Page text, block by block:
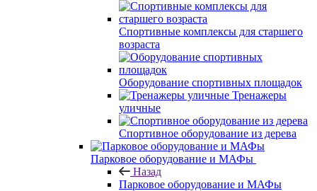
Спортивные комплексы для старшего
возраста
Оборудование спортивных площадок
Тренажеры
уличные
Спортивное оборудование из дерева
Парковое оборудование и МАФы
Назад
Парковое оборудование и МАФы